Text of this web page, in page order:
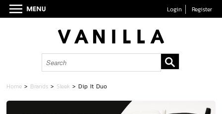
Login Register
Home > Brands > Sleek >Dip It Duo